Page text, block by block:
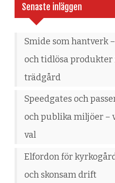
Senaste inläggen
Smide som hantverk
och tidlösa produkter
trädgård
Speedgates och
och publika miljöer –
val
Elfordon för
och skonsam drift